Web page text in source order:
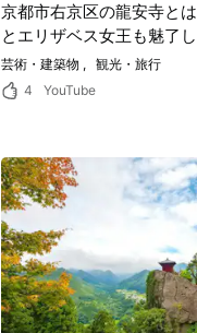
京都市右京区の龍安寺と
とエリザベス女王も魅了
芸術・建築物
観光・旅行
4
YouTube